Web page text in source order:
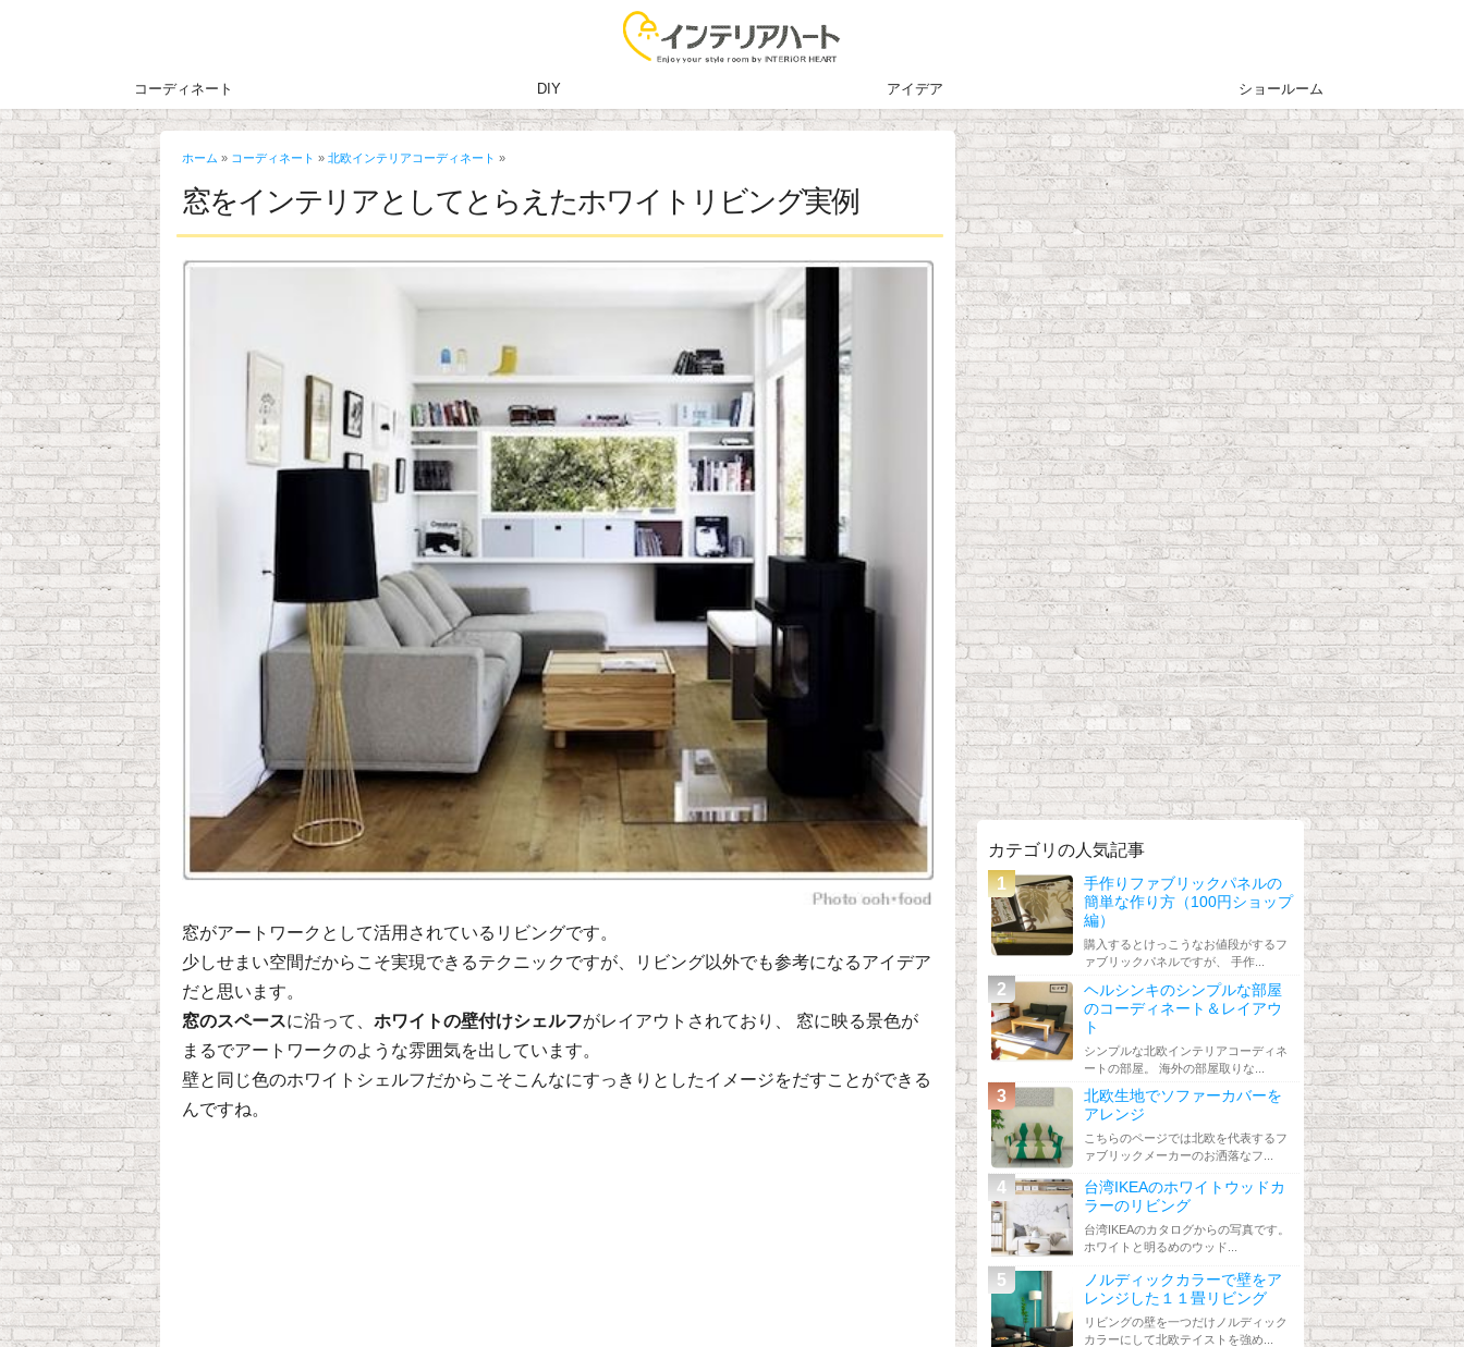
コーディネート DIY アイデア ショールーム
ホーム » コーディネート » 北欧インテリアコーディネート »
窓をインテリアとしてとらえたホワイトリビング実例
窓がアートワークとして活用されているリビングです。
少しせまい空間だからこそ実現できるテクニックですが、リビング以外でも参考になるアイデア
だと思います。
窓のスペースに沿って、 ホワイトの壁付けシェルフがレイアウトされており、 窓に映る景色が
まるでアートワークのような雰囲気を出しています。
壁と同じ色のホワイトシェルフだからこそこんなにすっきりとしたイメージをだすことができる
んですね。
カテゴリの人気記事
手作りファブリックパネルの
簡単な作り方（100円ショップ
編）
購入するとけっこうなお値段がするフ
ァブリックパネルですが、 手作...
ヘルシンキのシンプルな部屋
のコーディネート＆レイアウ
ト
シンプルな北欧インテリアコーディネ
ートの部屋。 海外の部屋取りな...
北欧生地でソファーカバーを
アレンジ
こちらのページでは北欧を代表するフ
ァブリックメーカーのお洒落なフ...
台湾IKEAのホワイトウッドカ
ラーのリビング
台湾IKEAのカタログからの写真です。
ホワイトと明るめのウッド...
ノルディックカラーで壁をア
レンジした１１畳リビング
リビングの壁を一つだけノルディック
カラーにして北欧テイストを強め...